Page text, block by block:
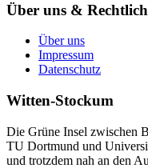
Über uns &
Über uns
Impressum
Datenschutz
Witten-Stockum
Die Grüne Insel zwischen
TU Dortmund und
und trotzdem nah an den